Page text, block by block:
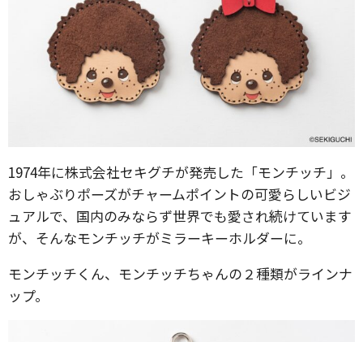
1974年に株式会社セキグチが発売した「モンチッチ」。
おしゃぶりポーズがチャームポイントの可愛らしいビジ
ュアルで、国内のみならず世界でも愛され続けています
が、そんなモンチッチがミラーキーホルダーに。
モンチッチくん、モンチッチちゃんの２種類がラインナ
ップ。